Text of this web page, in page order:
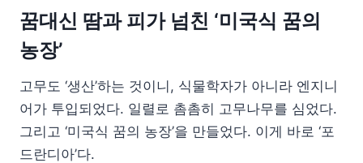
꿈대신 땀과 피가 넘친 ‘미국식 꿈의
농장’
고무도 ‘생산’하는 것이니, 식물학자가 아니라 엔지니
어가 투입되었다. 일렬로 촘촘히 고무나무를 심었다.
그리고 ‘미국식 꿈의 농장’을 만들었다. 이게 바로 ‘포
드란디아’다.